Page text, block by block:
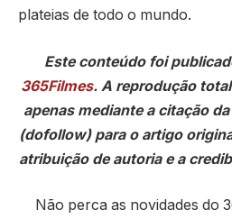
plateias de todo o mundo.
Este conteúdo foi
365Filmes. A reprodução
apenas mediante a citação
(dofollow) para o artigo
atribuição de autoria e a
Não perca as novidades do